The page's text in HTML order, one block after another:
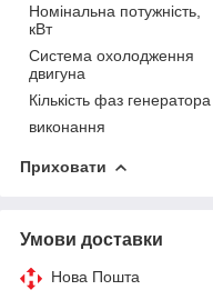
Номінальна потужність,
кВт
Система охолодження
двигуна
Кількість фаз генератора
виконання
Приховати
Умови доставки
Нова Пошта